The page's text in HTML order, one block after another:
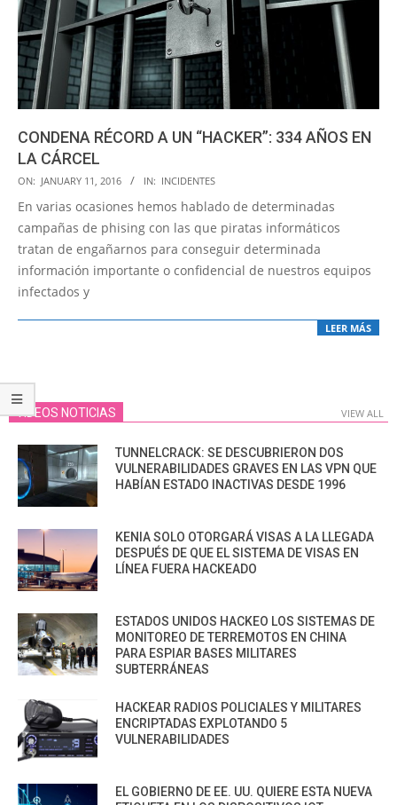
CONDENA RÉCORD A UN “HACKER”: 334 AÑOS EN
LA CÁRCEL
2016-
01-
ON: JANUARY 11, 2016 IN: INCIDENTES
En varias ocasiones hemos hablado de determinadas
campañas de phising con las que piratas informáticos
tratan de engañarnos para conseguir determinada
información importante o confidencial de nuestros equipos
infectados y
LEER MÁS
VIDEOS NOTICIAS VIEW ALL
TUNNELCRACK: SE DESCUBRIERON DOS
VULNERABILIDADES GRAVES EN LAS VPN QUE
HABÍAN ESTADO INACTIVAS DESDE 1996
KENIA SOLO OTORGARÁ VISAS A LA LLEGADA
DESPUÉS DE QUE EL SISTEMA DE VISAS EN
LÍNEA FUERA HACKEADO
ESTADOS UNIDOS HACKEO LOS SISTEMAS DE
MONITOREO DE TERREMOTOS EN CHINA
PARA ESPIAR BASES MILITARES
SUBTERRÁNEAS
HACKEAR RADIOS POLICIALES Y MILITARES
ENCRIPTADAS EXPLOTANDO 5
VULNERABILIDADES
EL GOBIERNO DE EE. UU. QUIERE ESTA NUEVA